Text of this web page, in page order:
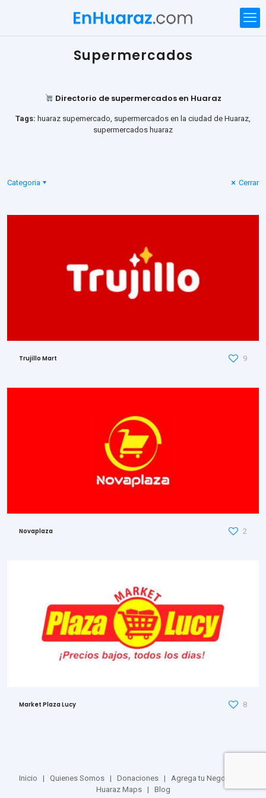
Supermercados
Directorio de supermercados en Huaraz
Tags: huaraz supemercado, supermercados en la ciudad de Huaraz,
supermercados huaraz
Categoria Cerrar
Trujillo Mart 9
Novaplaza 2
Market Plaza Lucy 8
Inicio | Quienes Somos | Donaciones | Agrega tu Negocio
Huaraz Maps| Blog